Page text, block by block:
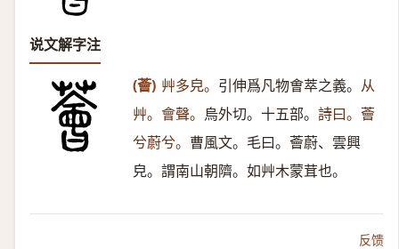
说文解字注
(薈) 艸多皃。 引伸爲凡物㑹萃之義。 从
艸。會聲。 烏外切。十五部。 詩曰。薈
兮蔚兮。 曹風文。毛曰。薈蔚、雲興
皃。謂南山朝隮。如艸木蒙茸也。
反馈